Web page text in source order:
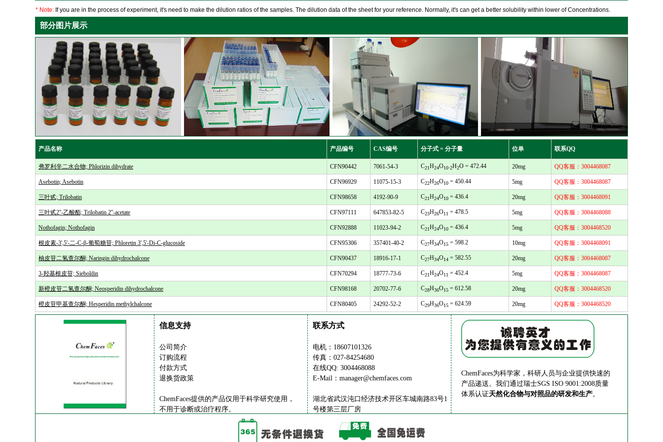
* Note: If you are in the process of experiment, it's need to make the dilution ratios of the samples. The dilution data of the sheet for your reference. Normally, it's can get a better solubility within lower of Concentrations.
部分图片展示
产品名称 产品编号 CAS编号 分子式 = 分子量 位单 联系QQ
弗罗利辛二水合物; Phlorizin dihydrate CFN90442 7061-54-3 C21H24O10.2H2O = 472.44 20mg QQ客服：3004468087
Asebotin; Asebotin CFN96929 11075-15-3 C22H26O10 = 450.44 5mg QQ客服：3004468087
三叶甙; Trilobatin CFN98658 4192-90-9 C21H24O10 = 436.4 20mg QQ客服：3004468091
三叶甙2''-乙酸酯; Trilobatin 2''-acetate CFN97111 647853-82-5 C23H26O11 = 478.5 5mg QQ客服：3004468088
Nothofagin; Nothofagin CFN92888 11023-94-2 C21H24O10 = 436.4 5mg QQ客服：3004468520
根皮素-3',5'-二-C-β-葡萄糖苷; Phloretin 3',5'-Di-C-glucoside CFN95306 357401-40-2 C27H34O15 = 598.2 10mg QQ客服：3004468091
柚皮苷二氢查尔酮; Naringin dihydrochalcone CFN90437 18916-17-1 C27H34O14 = 582.55 20mg QQ客服：3004468087
3-羟基根皮苷; Sieboldin CFN70294 18777-73-6 C21H24O11 = 452.4 5mg QQ客服：3004468087
新橙皮苷二氢查尔酮; Neosperidin dihydrochalcone CFN98168 20702-77-6 C28H36O15 = 612.58 20mg QQ客服：3004468520
橙皮苷甲基查尔酮; Hesperidin methylchalcone CFN80405 24292-52-2 C29H36O15 = 624.59 20mg QQ客服：3004468520
信息支持
公司简介
订购流程
付款方式
退换货政策
ChemFaces提供的产品仅用于科学研究使用，
不用于诊断或治疗程序。
联系方式
电机：18607101326
传真：027-84254680
在线QQ: 3004468088
E-Mail：manager@chemfaces.com
湖北省武汉沌口经济技术开区车城南路83号1
号楼第三层厂房
ChemFaces为科学家，科研人员与企业提供快速的
产品递送。我们通过瑞士SGS ISO 9001:2008质量
体系认证天然化合物与对照品的研发和生产。